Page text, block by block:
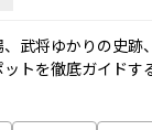
武将ゆかりの史跡
トを徹底ガイドす